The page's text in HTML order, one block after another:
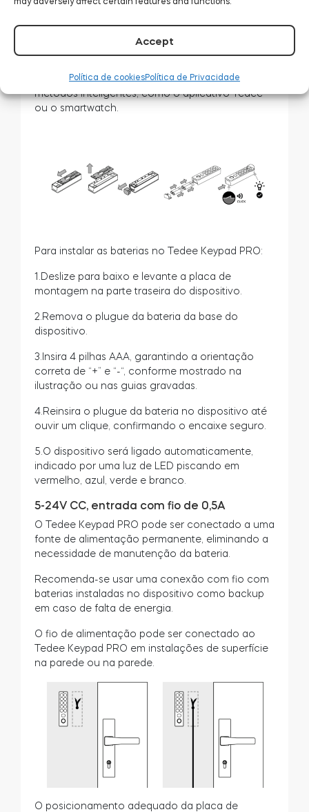
Accept
Política de cookiesPolítica de Privacidade
descarregadas, o Tedee Keypad PRO se
ainda poderá ser desbloqueada usando outros
métodos inteligentes, como o aplicativo Tedee
ou o smartwatch.
Para instalar as baterias no Tedee Keypad PRO:
1.Deslize para baixo e levante a placa de
montagem na parte traseira do dispositivo.
2.Remova o plugue da bateria da base do
dispositivo.
3.Insira 4 pilhas AAA, garantindo a orientação
correta de “+” e “-“, conforme mostrado na
ilustração ou nas guias gravadas.
4.Reinsira o plugue da bateria no dispositivo até
ouvir um clique, confirmando o encaixe seguro.
5.O dispositivo será ligado automaticamente,
indicado por uma luz de LED piscando em
vermelho, azul, verde e branco.
5-24V CC, entrada com fio de 0,5A
O Tedee Keypad PRO pode ser conectado a uma
fonte de alimentação permanente, eliminando a
necessidade de manutenção da bateria.
Recomenda-se usar uma conexão com fio com
baterias instaladas no dispositivo como backup
em caso de falta de energia.
O fio de alimentação pode ser conectado ao
Tedee Keypad PRO em instalações de superfície
na parede ou na parede.
O posicionamento adequado da placa de